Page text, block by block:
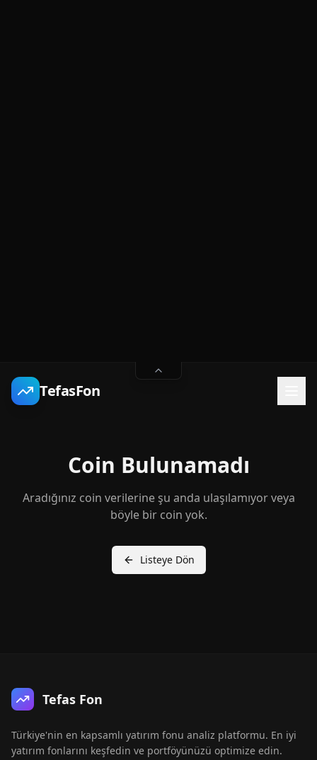
TefasFon
Coin Bulunamadı
Aradığınız coin verilerine şu anda ulaşılamıyor veya
böyle bir coin yok.
Listeye Dön
Tefas Fon
Türkiye'nin en kapsamlı yatırım fonu analiz platformu. En iyi
yatırım fonlarını keşfedin ve portföyünüzü optimize edin.